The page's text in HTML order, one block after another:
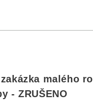
malého
- ZRUŠENO